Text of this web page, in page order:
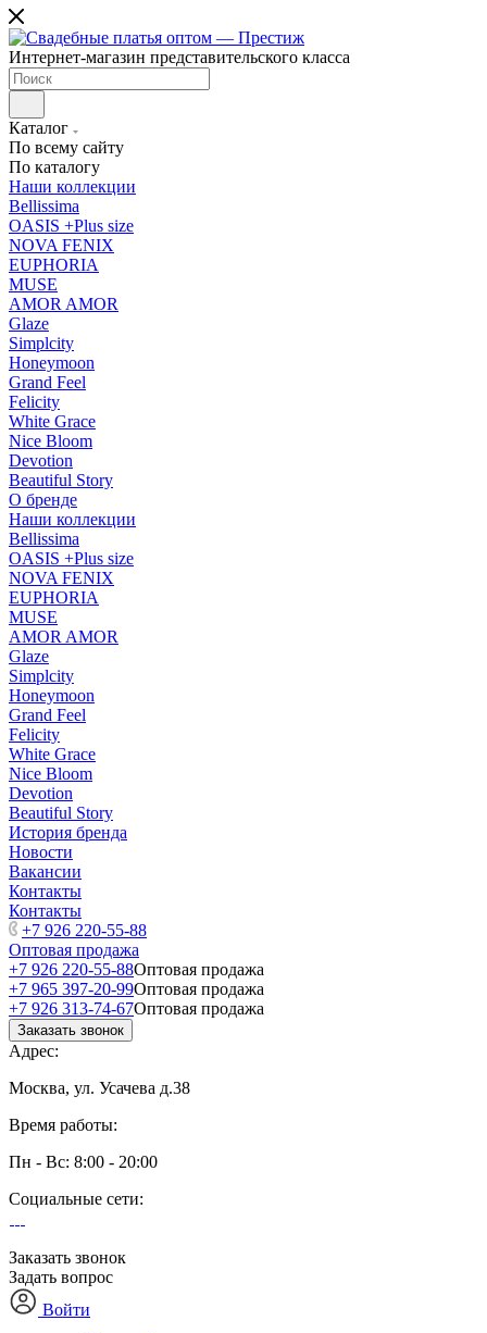
Интернет-магазин представительского класса
Каталог
По всему сайту
По каталогу
Наши коллекции
Bellissima
OASIS +Plus size
NOVA FENIX
EUPHORIA
MUSE
AMOR AMOR
Glaze
Simplcity
Honeymoon
Grand Feel
Felicity
White Grace
Nice Bloom
Devotion
Beautiful Story
О бренде
Наши коллекции
Bellissima
OASIS +Plus size
NOVA FENIX
EUPHORIA
MUSE
AMOR AMOR
Glaze
Simplcity
Honeymoon
Grand Feel
Felicity
White Grace
Nice Bloom
Devotion
Beautiful Story
История бренда
Новости
Вакансии
Контакты
Контакты
+7 926 220-55-88
Оптовая продажа
+7 926 220-55-88Оптовая продажа
+7 965 397-20-99Оптовая продажа
+7 926 313-74-67Оптовая продажа
Заказать звонок
Адрес:
Москва, ул. Усачева д.38
Время работы:
Пн - Вс: 8:00 - 20:00
Социальные сети:
Заказать звонок
Задать вопрос
Войти